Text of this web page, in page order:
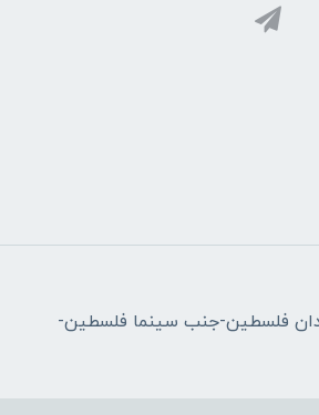
آدرس: تهران-میدان فلسطین-جنب سینما فلسطین-